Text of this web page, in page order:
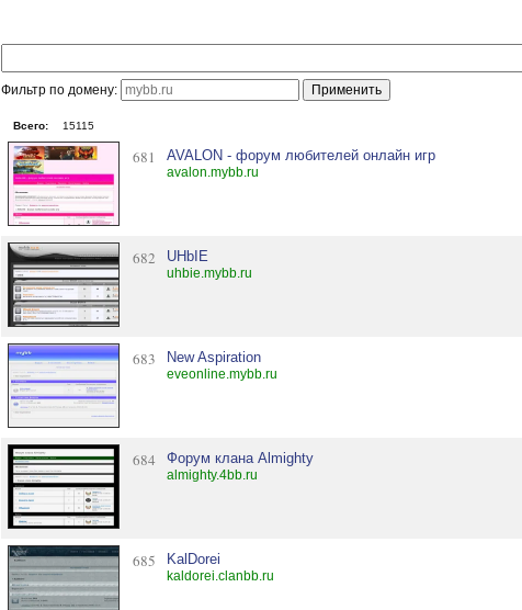
Фильтр по домену:
Всего: 15115
681 AVALON - форум любителей онлайн игр
avalon.mybb.ru
682 UHbIE
uhbie.mybb.ru
683 New Aspiration
eveonline.mybb.ru
684 Форум клана Almighty
almighty.4bb.ru
685 KalDorei
kaldorei.clanbb.ru